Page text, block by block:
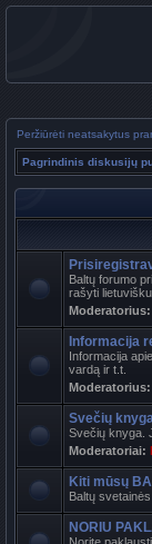
Peržiūrėti neatsakytus
Pagrindinis diskusijų
Baltų forumo
rašyti
Moderatorius:
Informacija
Informacija
vardą ir t.t.
Moderatorius:
Svečių
Svečių knyga.
Moderatoriai:
Kiti mūsų
Baltų
NORIU